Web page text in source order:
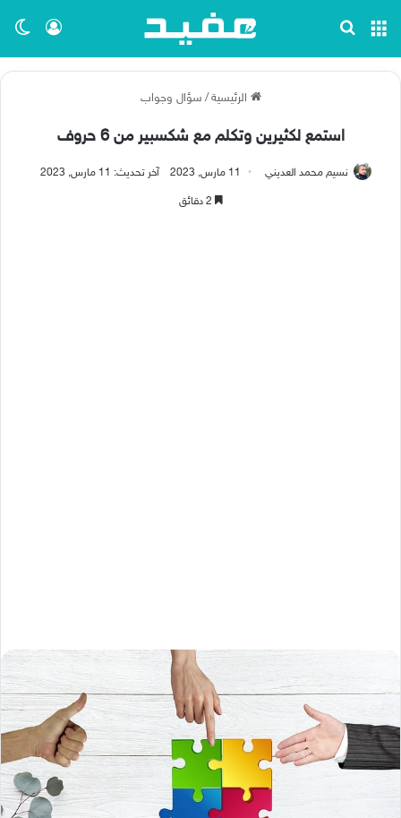
تسجيل القائمة
الرئيسية / سؤال وجواب
استمع لكثيرين وتكلم مع شكسبير من 6 حروف
نسيم محمد العديني 11 مارس, 2023 آخر تحديث: 11 مارس, 2023